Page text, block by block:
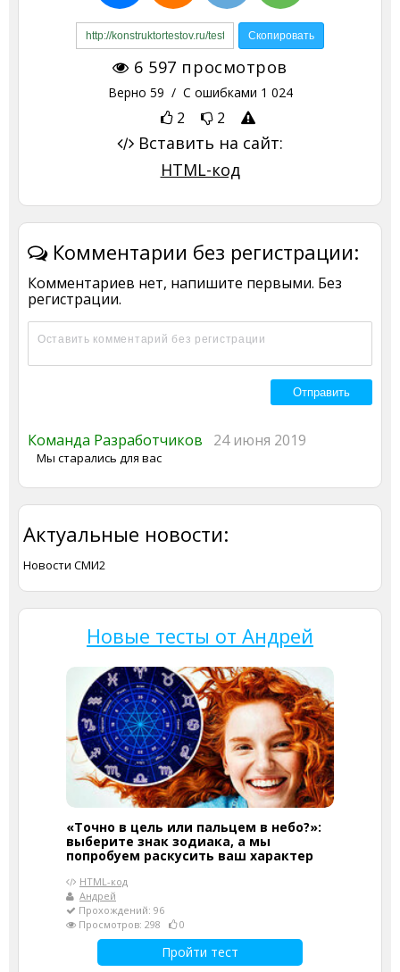
6 597 просмотров
Верно 59 / С ошибками 1 024
2 2
Вставить на сайт:
HTML-код
Комментарии без регистрации:
Комментариев нет, напишите первыми. Без
регистрации.
Команда Разработчиков 24 июня 2019
Мы старались для вас
Актуальные новости:
Новости СМИ2
Новые тесты от Андрей
«Точно в цель или пальцем в небо?»:
выберите знак зодиака, а мы
попробуем раскусить ваш характер
HTML-код
Андрей
Прохождений: 96
Просмотров: 298
0
Пройти тест